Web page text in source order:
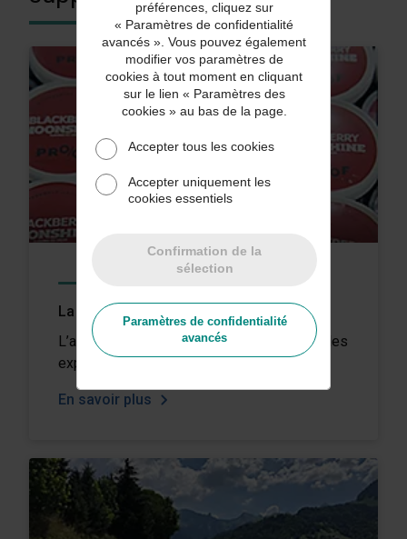
La course contre la montre
L’assurance denrées périssables protège les
expéditions de Proof Alcohol Ice Cream.
En savoir plus
préférences, cliquez sur
« Paramètres de confidentialité
avancés ». Vous pouvez également
modifier vos paramètres de
cookies à tout moment en cliquant
sur le lien « Paramètres des
cookies » au bas de la page.
Accepter tous les cookies
Accepter uniquement les
cookies essentiels
Confirmation de la
sélection
Paramètres de confidentialité
avancés